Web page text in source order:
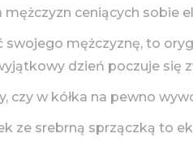
mężczyzn ceniących sobie
swojego mężczyznę, to
dzień poczuje się
czy w kółka na pewno
ze srebrną sprzączką to